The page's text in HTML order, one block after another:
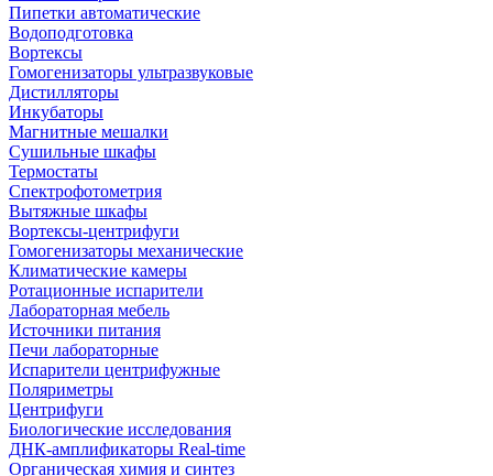
Пипетки автоматические
Водоподготовка
Вортексы
Гомогенизаторы ультразвуковые
Дистилляторы
Инкубаторы
Магнитные мешалки
Сушильные шкафы
Термостаты
Спектрофотометрия
Вытяжные шкафы
Вортексы-центрифуги
Гомогенизаторы механические
Климатические камеры
Ротационные испарители
Лабораторная мебель
Источники питания
Печи лабораторные
Испарители центрифужные
Поляриметры
Центрифуги
Биологические исследования
ДНК-амплификаторы Real-time
Органическая химия и синтез